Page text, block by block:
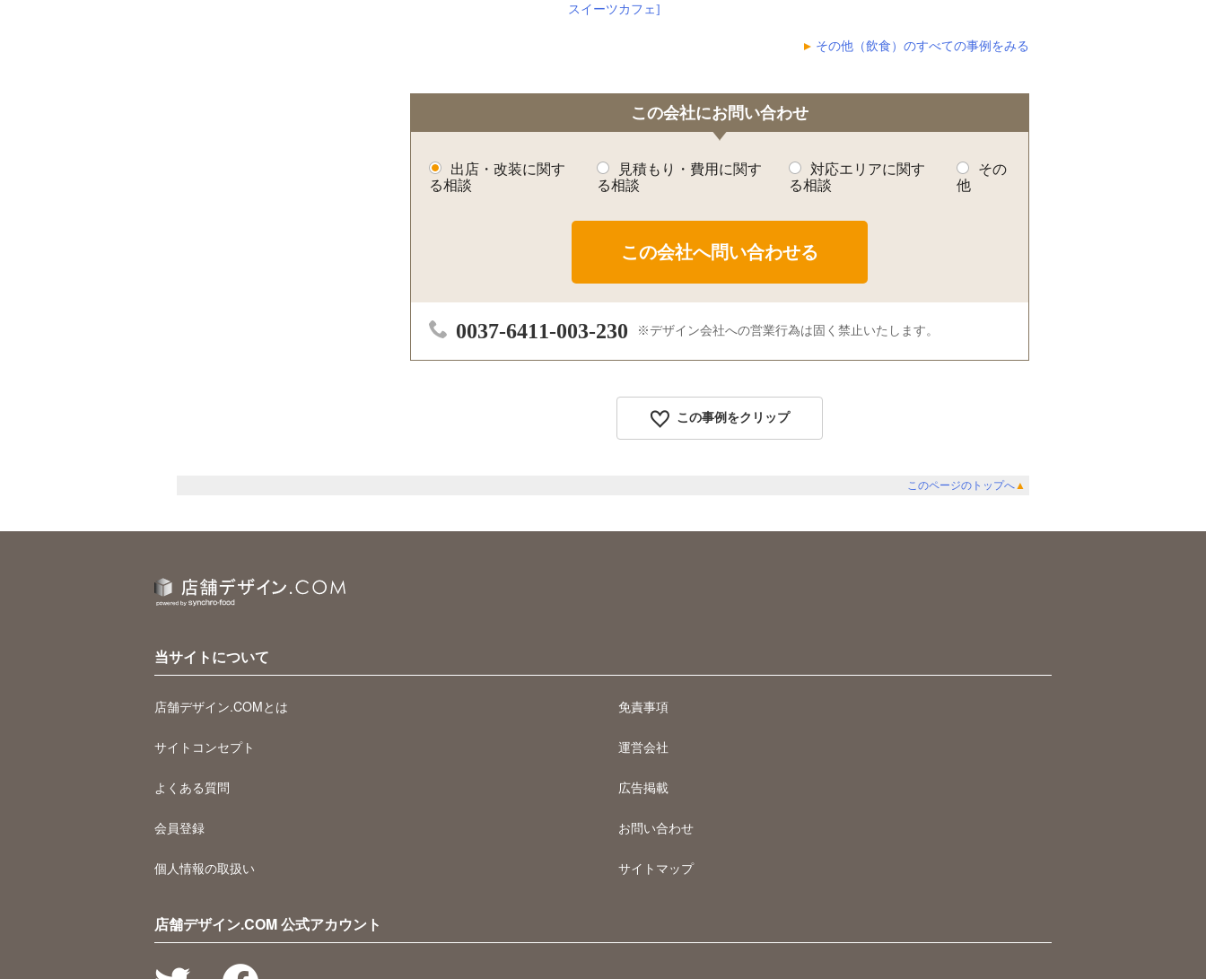
スイーツカフェ]
その他（飲食）のすべての事例をみる
この会社にお問い合わせ
出店・改装に関す
る相談
見積もり・費用に関す
る相談
対応エリアに関す
る相談
その
他
0037-6411-003-230 デザイン会社への営業行為は固く禁止いたします。
この事例をクリップ
このページのトップへ▲
当サイトについて
店舗デザイン.COMとは
サイトコンセプト
よくある質問
会員登録
個人情報の取扱い
免責事項
運営会社
広告掲載
お問い合わせ
サイトマップ
店舗デザイン.COM 公式アカウント